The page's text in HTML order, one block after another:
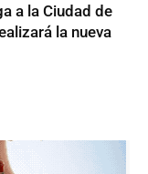
a la Ciudad de
la nueva